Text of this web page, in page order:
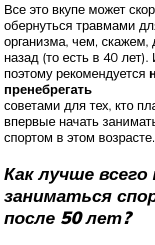
Все это вкупе может
обернуться травмами
организма, чем, скажем,
назад (то есть в 40
поэтому рекомендуется
пренебрегать
советами для тех, кто
впервые начать
спортом в этом возрасте.
Как лучше всего
заниматься
после 50 лет?